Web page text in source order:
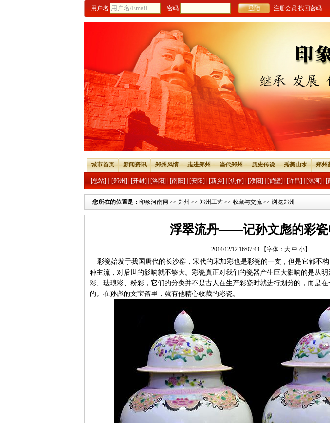
用户名 密码 注册会员 找回密码
城市首页 新闻资讯 郑州风情 走进郑州 当代郑州 历史传说 秀美山水 郑州
[总站] [郑州] [开封] [洛阳] [南阳] [安阳] [新乡] [焦作] [濮阳] [鹤壁] [许昌] [漯河] [
您所在的位置是： 印象河南网 >> 郑州 >> 郑州工艺 >> 收藏与交流 >> 浏览郑州
浮翠流丹——记孙文彪的彩瓷
2014/12/12 16:07:43 【字体： 大 中 小】
彩瓷始发于我国唐代的长沙窑，宋代的宋加彩也是彩瓷的一支，但是它都不
种主流，对后世的影响就不够大。彩瓷真正对我们的瓷器产生巨大影响的是从
彩、珐琅彩、粉彩，它们的分类并不是古人在生产彩瓷时就进行划分的，而是
的。在孙彪的文宝斋里，就有他精心收藏的彩瓷。